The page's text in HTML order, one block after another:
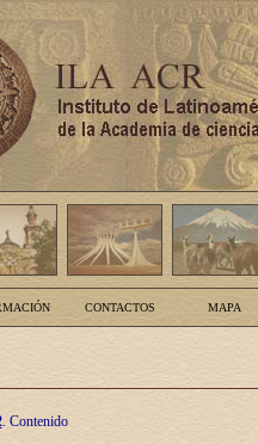
CONTACTOS MAPA
. Contenido